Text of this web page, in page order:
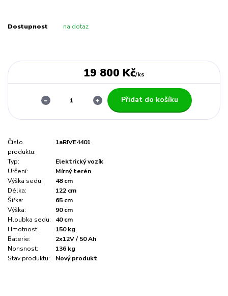
Dostupnost na dotaz
19 800 Kč/ks
Přidat do košíku
Číslo
produktu:
1aRIVE4401
Typ:
Elektrický vozík
Určení:
Mírný terén
Výška sedu:
48 cm
Délka:
122 cm
Šířka:
65 cm
Výška:
90 cm
Hloubka sedu:
40 cm
Hmotnost:
150 kg
Baterie:
2x12V / 50 Ah
Nonsnost:
136 kg
Stav produktu:
Nový produkt